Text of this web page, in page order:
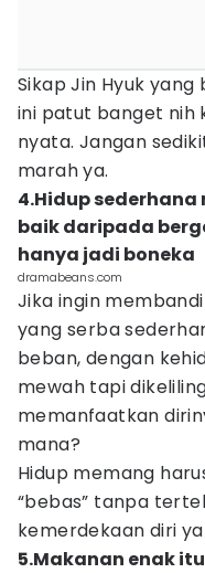
Sikap Jin Hyuk
ini patut banget nih
nyata. Jangan
marah ya.
4.Hidup sederhana
baik daripada
hanya jadi boneka
dramabeans.com
Jika ingin
yang serba
beban, dengan
mewah tapi
memanfaatkan
mana?
Hidup memang
“bebas” tanpa
kemerdekaan diri
5.Makanan enak